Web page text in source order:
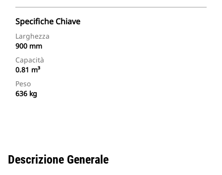
Specifiche Chiave
Larghezza
900 mm
Capacità
0.81 m³
Peso
636 kg
Descrizione Generale